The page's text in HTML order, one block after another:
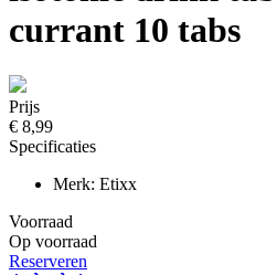
currant 10 tabs
Prijs
€ 8,99
Specificaties
Merk: Etixx
Voorraad
Op voorraad
Reserveren